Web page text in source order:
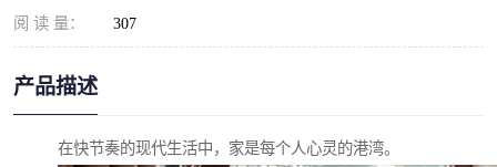
阅 读 量： 307
产品描述
在快节奏的现代生活中，家是每个人心灵的港湾。